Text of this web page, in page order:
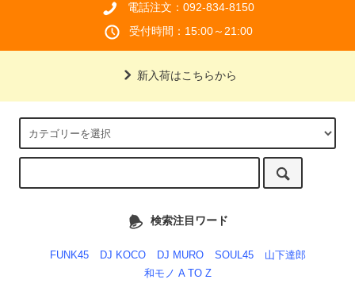
電話注文：092-834-8150
受付時間：15:00～21:00
新入荷はこちらから
検索注目ワード
FUNK45 DJ KOCO DJ MURO SOUL45
山下達郎
和モノ A TO Z